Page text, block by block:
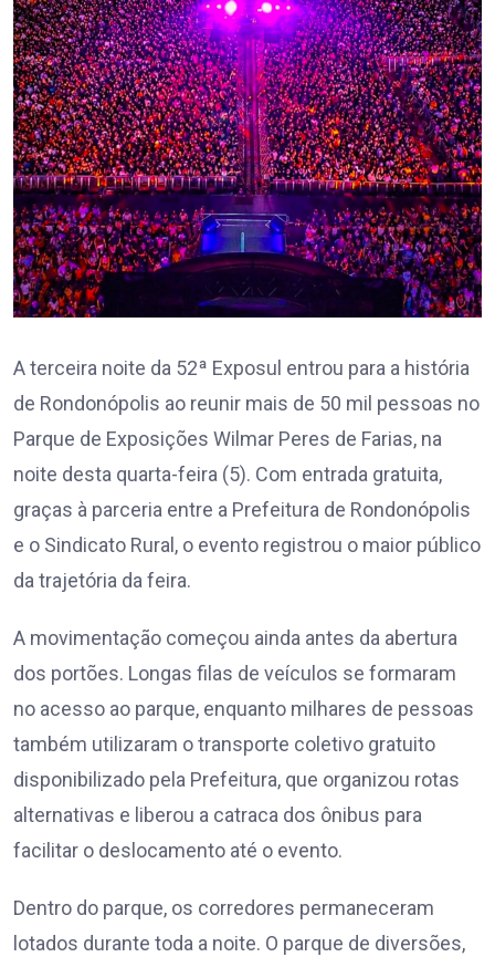
A terceira noite da 52ª Exposul entrou para a história
de Rondonópolis ao reunir mais de 50 mil pessoas no
Parque de Exposições Wilmar Peres de Farias, na
noite desta quarta-feira (5). Com entrada gratuita,
graças à parceria entre a Prefeitura de Rondonópolis
e o Sindicato Rural, o evento registrou o maior público
da trajetória da feira.
A movimentação começou ainda antes da abertura
dos portões. Longas filas de veículos se formaram
no acesso ao parque, enquanto milhares de pessoas
também utilizaram o transporte coletivo gratuito
disponibilizado pela Prefeitura, que organizou rotas
alternativas e liberou a catraca dos ônibus para
facilitar o deslocamento até o evento.
Dentro do parque, os corredores permaneceram
lotados durante toda a noite. O parque de diversões,